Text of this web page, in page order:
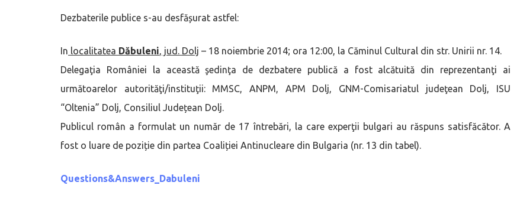
Dezbaterile publice s-au desfășurat astfel:
In localitatea Dăbuleni, jud. Dolj – 18 noiembrie 2014; ora 12:00, la Căminul Cultural din str. Unirii nr. 14.
Delegaţia României la această şedinţa de dezbatere publică a fost alcătuită din reprezentanţi ai
următoarelor autorităţi/instituţii: MMSC, ANPM, APM Dolj, GNM-Comisariatul judeţean Dolj, ISU
“Oltenia” Dolj, Consiliul Județean Dolj.
Publicul român a formulat un număr de 17 întrebări, la care experţii bulgari au răspuns satisfăcător. A
fost o luare de poziție din partea Coaliției Antinucleare din Bulgaria (nr. 13 din tabel).
Questions&Answers_Dabuleni